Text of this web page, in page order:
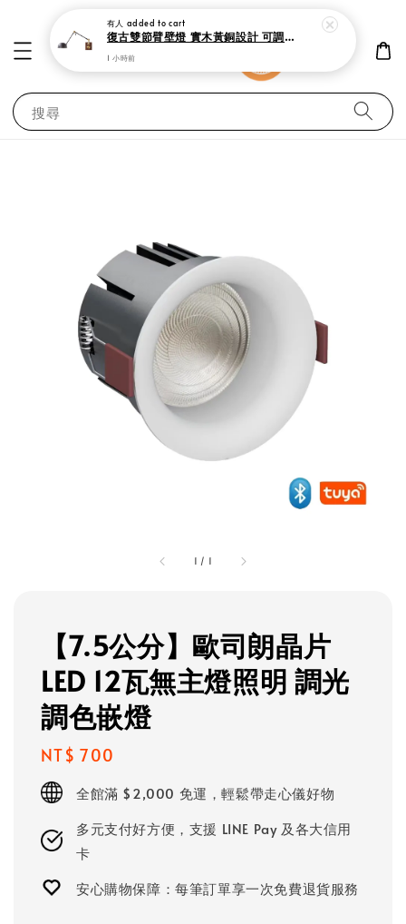
搜尋
1 / 1
【7.5公分】歐司朗晶片
LED 12瓦無主燈照明 調光
調色嵌燈
Regular
price
NT$ 700
全館滿 $2,000 免運，輕鬆帶走心儀好物
多元支付好方便，支援 LINE Pay 及各大信用
卡
安心購物保障：每筆訂單享一次免費退貨服務
有人 added to cart
復古雙節臂壁燈 實木黃銅設計 可調式工作閱讀燈
1 小時前